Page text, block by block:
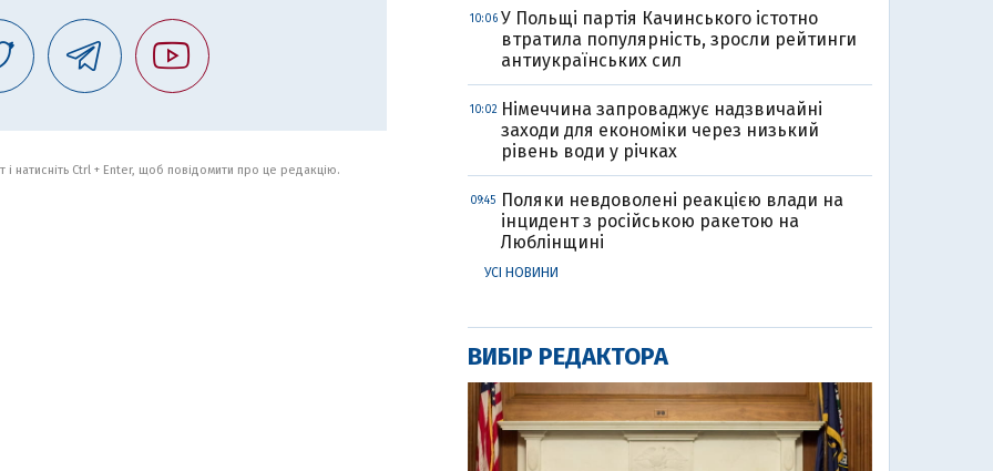
і натисніть Ctrl + Enter, щоб повідомити про це редакцію.
10:06 У Польщі партія Качинського істотно
втратила популярність, зросли рейтинги
антиукраїнських сил
10:02 Німеччина запроваджує надзвичайні
заходи для економіки через низький
рівень води у річках
09:45
Поляки невдоволені реакцією влади на
інцидент з російською ракетою на
Люблінщині
УСІ НОВИНИ
ВИБІР РЕДАКТОРА